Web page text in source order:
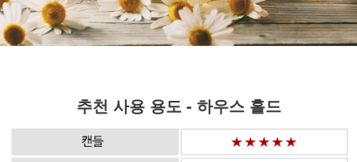
추천 사용 용도 - 하우스 홀드